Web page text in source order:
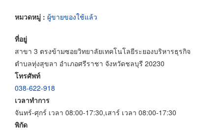
หมวดหมู่ : ผู้ขายของใช้แล้ว
ที่อยู่
สาขา 3 ตรงข้ามซอยวิทยาลัยเทคโนโลยีระยองบริหารธุรกิจ
ตำบลทุ่งสุขลา อำเภอศรีราชา จังหวัดชลบุรี 20230
โทรศัพท์
038-622-918
เวลาทำการ
จันทร์-ศุกร์ เวลา 08:00-17:30,เสาร์ เวลา 08:00-17:30
พิกัด